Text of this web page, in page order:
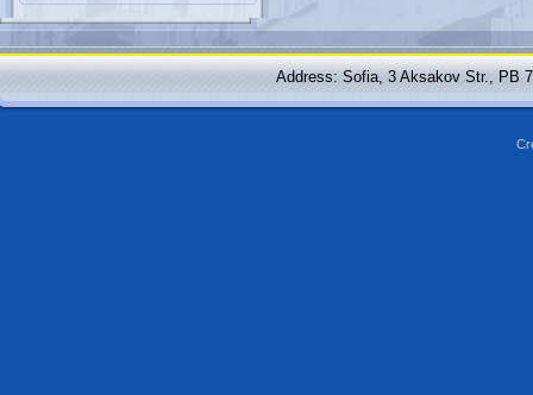
Address: Sofia, 3 Aksakov Str., PB